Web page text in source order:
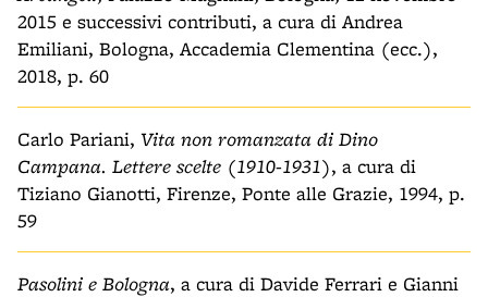
2015 e successivi contributi, a cura di Andrea
Emiliani, Bologna, Accademia Clementina (ecc.),
2018, p. 60
Carlo Pariani, Vita non romanzata di Dino
Campana. Lettere scelte (1910-1931), a cura di
Tiziano Gianotti, Firenze, Ponte alle Grazie, 1994, p.
59
Pasolini e Bologna, a cura di Davide Ferrari e Gianni